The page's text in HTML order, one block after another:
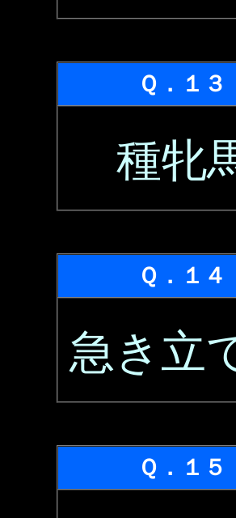
Ｑ．１３
種牝
Ｑ．１４
急き立
Ｑ．１５